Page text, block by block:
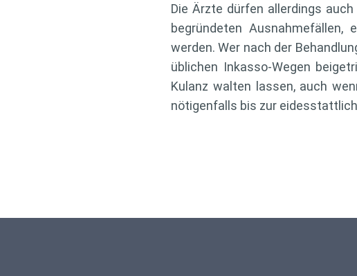
Die Ärzte dürfen allerdings
begründeten
werden. Wer nach der
üblichen Inkasso-Wegen
Kulanz walten lassen, auch
nötigenfalls bis zur